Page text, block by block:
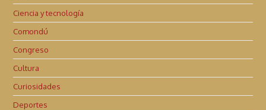
Ciencia y tecnología
Comondú
Congreso
Cultura
Curiosidades
Deportes